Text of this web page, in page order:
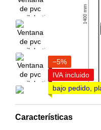
−5%
IVA incluido
bajo pedido,
Características